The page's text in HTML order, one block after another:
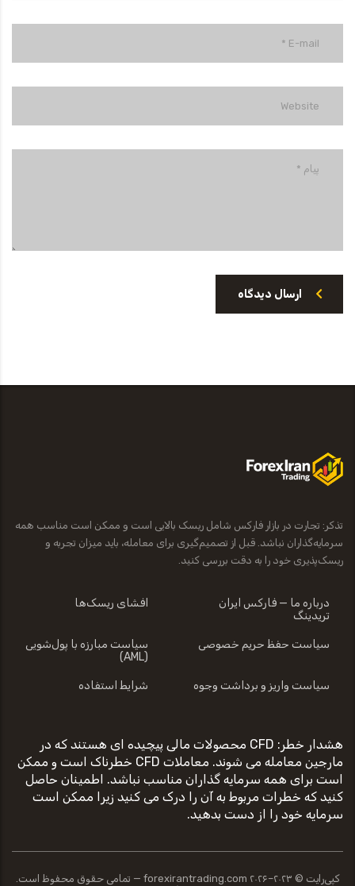
ارسال دیدگاه
تذکر: تجارت در بازار فارکس شامل ریسک بالایی است و ممکن است مناسب همه
سرمایه‌گذاران نباشد. قبل از تصمیم‌گیری برای معامله، باید میزان تجربه و
ریسک‌پذیری خود را به دقت بررسی کنید.
درباره ما — فارکس ایران
تریدینگ
افشای ریسک‌ها
سیاست حفظ حریم خصوصی
سیاست مبارزه با پول‌شویی
(AML)
سیاست واریز و برداشت وجوه شرایط استفاده
هشدار خطر: CFD محصولات مالی پیچیده ای هستند که در
مارجین معامله می شوند. معاملات CFD خطرناک است و ممکن
است برای همه سرمایه گذاران مناسب نباشد. اطمینان حاصل
کنید که خطرات مربوط به آن را درک می کنید زیرا ممکن است
سرمایه خود را از دست بدهید.
کپی‌رایت © ۲۰۲۳–۲۰۲۶ forexirantrading.com — تمامی حقوق محفوظ است.